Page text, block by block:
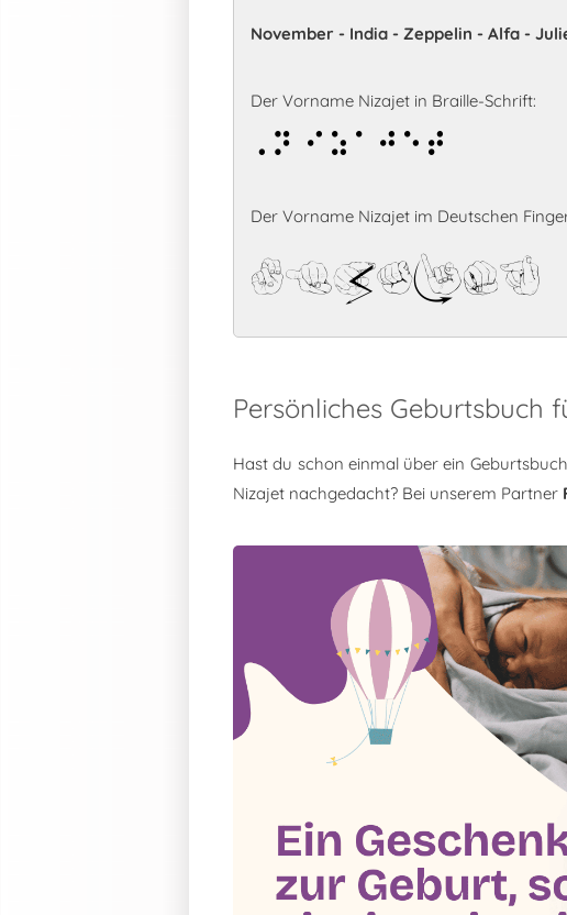
November - India - Zeppelin - Alfa -
Der Vorname Nizajet in Braille-Schrift:
Nizajet
Der Vorname Nizajet im Deutschen
Nizajet
Persönliches Geburtsbuch
Hast du schon einmal über ein
Nizajet nachgedacht? Bei unserem Partner